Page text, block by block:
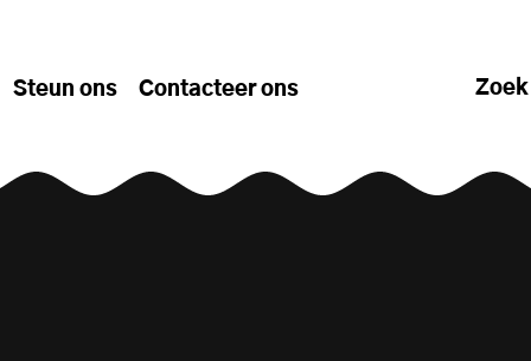
Steun ons Contacteer ons Zoek